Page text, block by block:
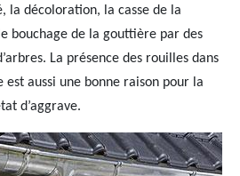
la décoloration, la casse de la
bouchage de la gouttière par des
La présence des rouilles dans
aussi une bonne raison pour la
d’aggrave.